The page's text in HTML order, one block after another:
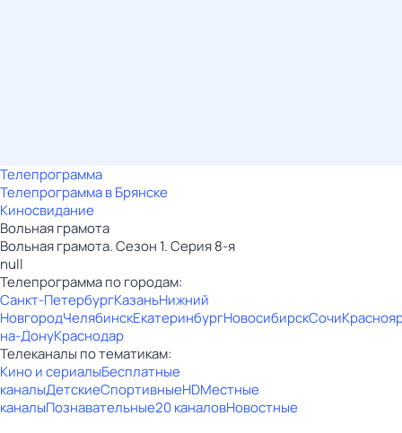
Телепрограмма
Телепрограмма в Брянске
Киносвидание
Вольная грамота
Вольная грамота. Сезон 1. Серия 8-я
null
Телепрограмма по городам:
Санкт-ПетербургКазаньНижний
НовгородЧелябинскЕкатеринбургНовосибирскСочи
на-ДонуКраснодар
Телеканалы по тематикам:
Кино и сериалыБесплатные
каналыДетскиеСпортивныеHDМестные
каналыПознавательные20 каналовНовостные